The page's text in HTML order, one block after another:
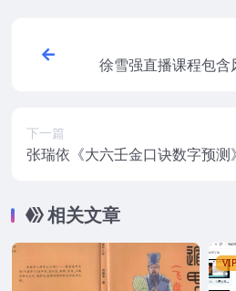
徐雪强直播课程包含
下一篇
张瑞依《大六壬金口诀数字预测
相关文章
VIP